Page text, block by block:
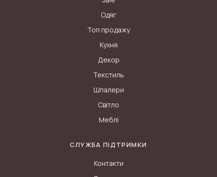
Одяг
Топ продажу
Кухня
Декор
Текстиль
Шпалери
Світло
Меблі
СЛУЖБА ПІДТРИМКИ
Контакти